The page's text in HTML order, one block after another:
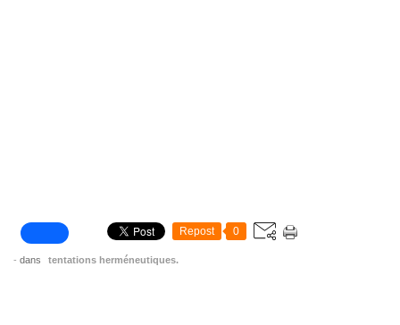
Repost 0
- dans tentations herméneutiques.